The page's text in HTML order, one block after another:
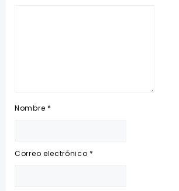
Nombre *
Correo electrónico *